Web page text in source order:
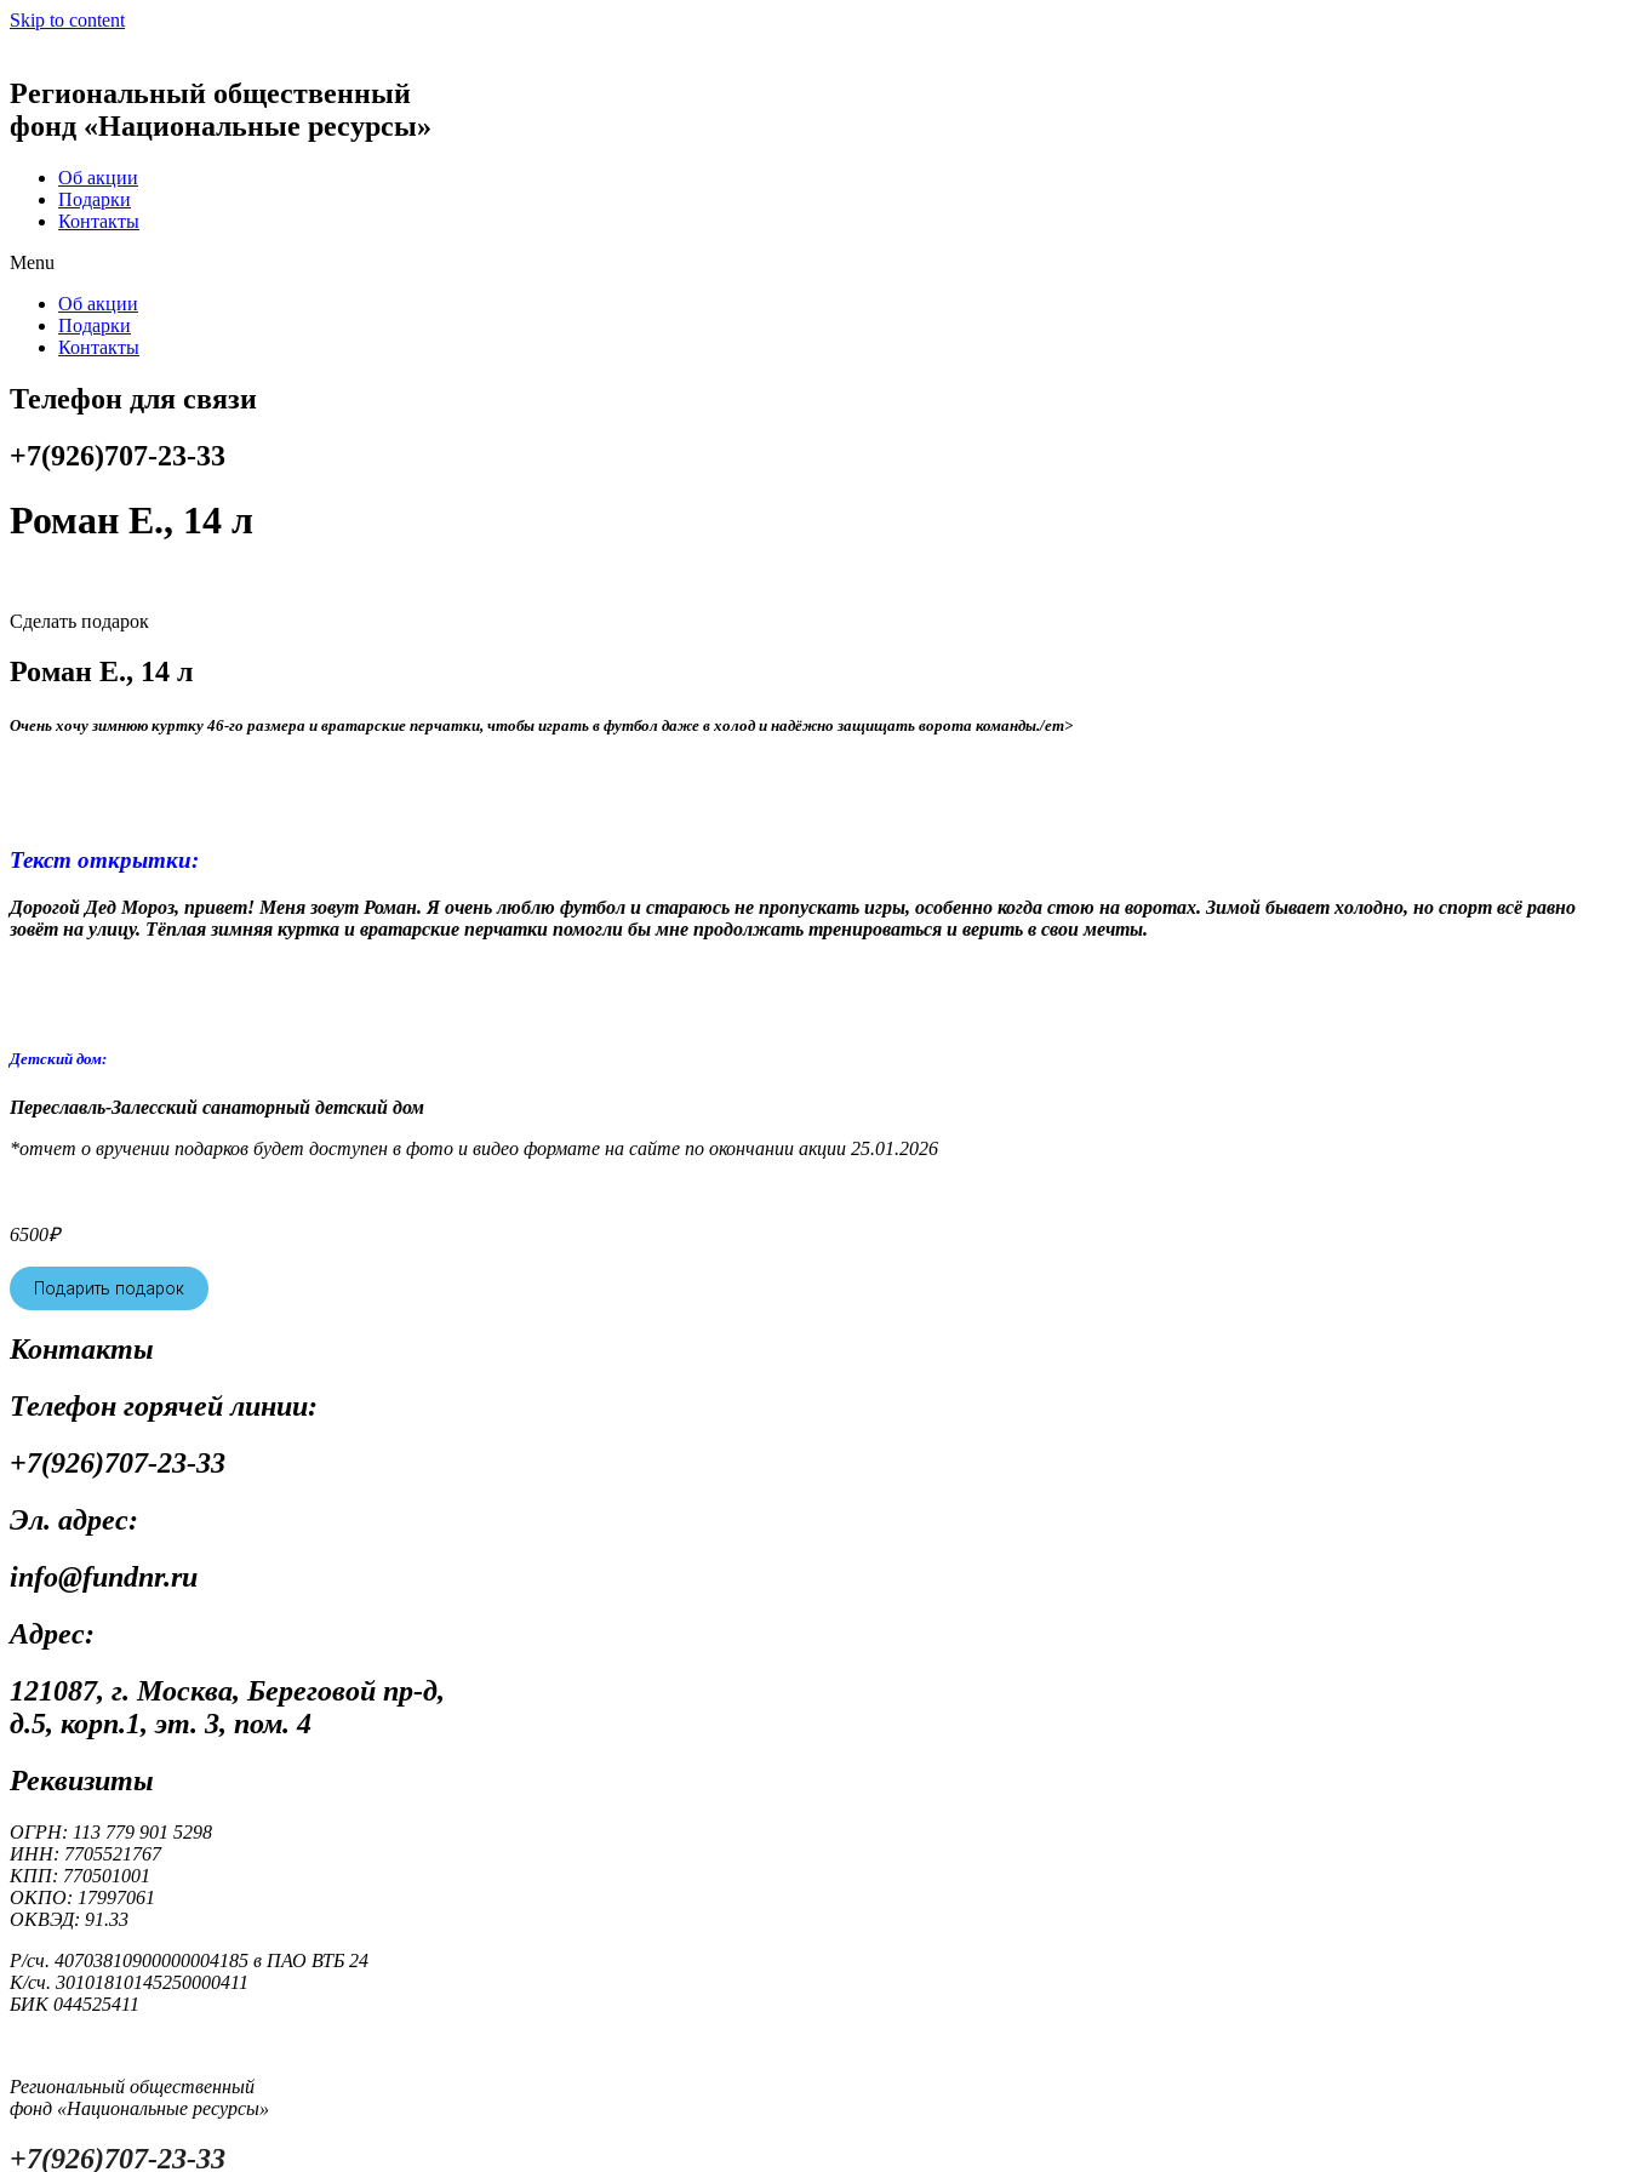
Skip to content
Региональный общественный
фонд «Национальные ресурсы»
Об акции
Подарки
Контакты
Menu
Об акции
Подарки
Контакты
Телефон для связи
+7(926)707-23-33
Роман Е., 14 л
Сделать подарок
Роман Е., 14 л
Очень хочу зимнюю куртку 46‑го размера и вратарские перчатки, чтобы играть в футбол даже в холод и надёжно защищать ворота команды./em>
Текст открытки:
Дорогой Дед Мороз, привет! Меня зовут Роман. Я очень люблю футбол и стараюсь не пропускать игры, особенно когда стою на воротах. Зимой бывает холодно, но спорт всё равно
зовёт на улицу. Тёплая зимняя куртка и вратарские перчатки помогли бы мне продолжать тренироваться и верить в свои мечты.
Детский дом:
Переславль-Залесский санаторный детский дом
*отчет о вручении подарков будет доступен в фото и видео формате на сайте по окончании акции 25.01.2026
6500₽
Подарить подарок
Контакты
Телефон горячей линии:
+7(926)707-23-33
Эл. адрес:
info@fundnr.ru
Адрес:
121087, г. Москва, Береговой пр-д,
д.5, корп.1, эт. 3, пом. 4
Реквизиты
ОГРН: 113 779 901 5298
ИНН: 7705521767
КПП: 770501001
ОКПО: 17997061
ОКВЭД: 91.33
Р/сч. 40703810900000004185 в ПАО ВТБ 24
К/сч. 30101810145250000411
БИК 044525411
Региональный общественный
фонд «Национальные ресурсы»
+7(926)707-23-33